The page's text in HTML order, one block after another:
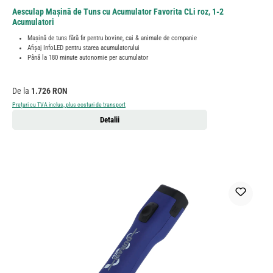
Aesculap Mașină de Tuns cu Acumulator Favorita CLi roz, 1-2
Acumulatori
Mașină de tuns fără fir pentru bovine, cai & animale de companie
Afișaj InfoLED pentru starea acumulatorului
Până la 180 minute autonomie per acumulator
Preț obișnuit:
De la 1.726 RON
Prețuri cu TVA inclus, plus costuri de transport
Detalii